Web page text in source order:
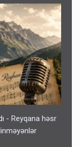
- Reyqana həsr